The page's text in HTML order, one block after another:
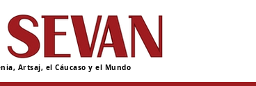
Artsaj, el Cáucaso y el Mundo